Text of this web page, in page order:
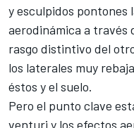
y esculpidos pontones
aerodinámica a través
rasgo distintivo del
los laterales muy
éstos y el suelo.
Pero el punto clave
venturi y los efectos